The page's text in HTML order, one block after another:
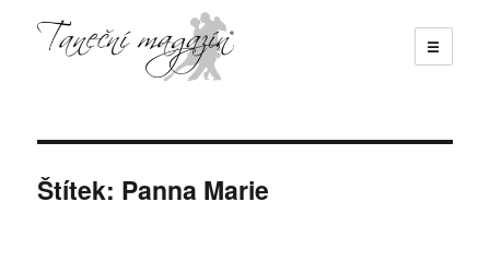
☰
Štítek: Panna Marie